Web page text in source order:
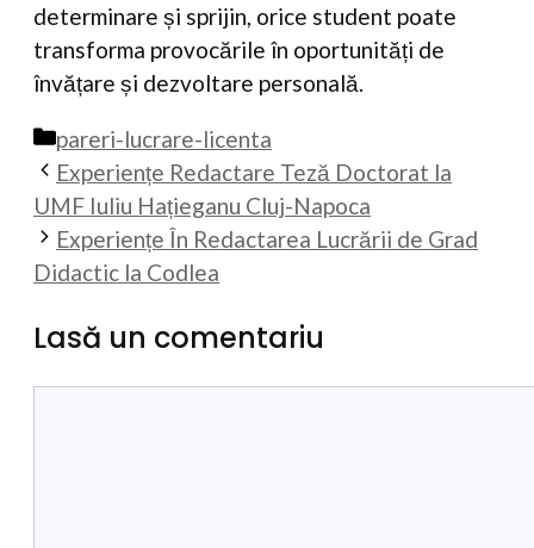
determinare și sprijin, orice student poate
transforma provocările în oportunități de
învățare și dezvoltare personală.
Categorii
pareri-lucrare-licenta
Experiențe Redactare Teză Doctorat la
UMF Iuliu Hațieganu Cluj-Napoca
Experiențe În Redactarea Lucrării de Grad
Didactic la Codlea
Lasă un comentariu